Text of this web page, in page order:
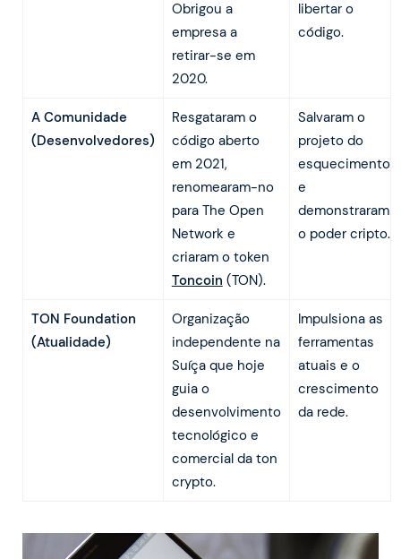
Obrigou a
empresa a
retirar-se em
2020.
libertar o
código.
A Comunidade
(Desenvolvedores)
Resgataram o
código aberto
em 2021,
renomearam-no
para The Open
Network e
criaram o token
Toncoin (TON).
Salvaram o
projeto do
esquecimento
e
demonstraram
o poder cripto.
TON Foundation
(Atualidade)
Organização
independente na
Suíça que hoje
guia o
desenvolvimento
tecnológico e
comercial da ton
crypto.
Impulsiona as
ferramentas
atuais e o
crescimento
da rede.